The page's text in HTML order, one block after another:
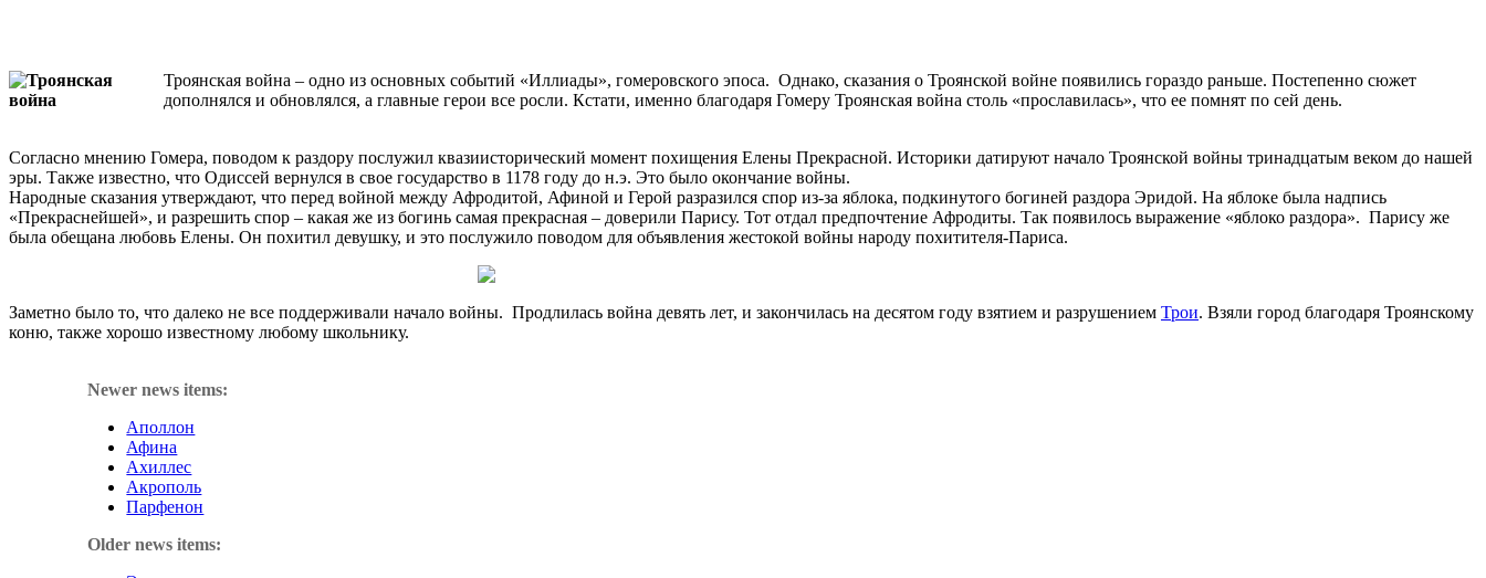
Троянская война – одно из основных событий «Иллиады», гомеровского эпоса. Однако, сказания о Троянской войне появились гораздо раньше. Постепенно сюжет
дополнялся и обновлялся, а главные герои все росли. Кстати, именно благодаря Гомеру Троянская война столь «прославилась», что ее помнят по сей день.
Согласно мнению Гомера, поводом к раздору послужил квазиисторический момент похищения Елены Прекрасной. Историки датируют начало Троянской войны тринадцатым веком до нашей
эры. Также известно, что Одиссей вернулся в свое государство в 1178 году до н.э. Это было окончание войны.
Народные сказания утверждают, что перед войной между Афродитой, Афиной и Герой разразился спор из-за яблока, подкинутого богиней раздора Эридой. На яблоке была надпись
«Прекраснейшей», и разрешить спор – какая же из богинь самая прекрасная – доверили Парису. Тот отдал предпочтение Афродиты. Так появилось выражение «яблоко раздора». Парису же
была обещана любовь Елены. Он похитил девушку, и это послужило поводом для объявления жестокой войны народу похитителя-Париса.
Заметно было то, что далеко не все поддерживали начало войны. Продлилась война девять лет, и закончилась на десятом году взятием и разрушением Трои. Взяли город благодаря Троянскому
коню, также хорошо известному любому школьнику.
Newer news items:
Аполлон
Афина
Ахиллес
Акрополь
Парфенон
Older news items: